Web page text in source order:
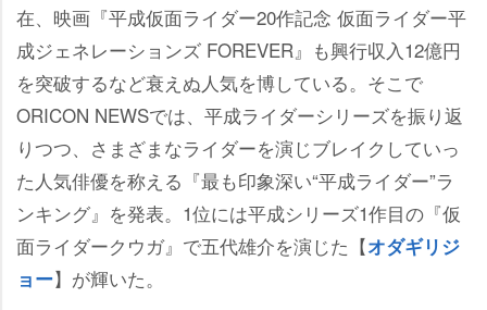
在、映画『平成仮面ライダー20作記念 仮面ライダー平
成ジェネレーションズ FOREVER』も興行収入12億円
を突破するなど衰えぬ人気を博している。そこで
ORICON NEWSでは、平成ライダーシリーズを振り返
りつつ、さまざまなライダーを演じブレイクしていっ
た人気俳優を称える『最も印象深い“平成ライダー”ラ
ンキング』を発表。1位には平成シリーズ1作目の『仮
面ライダークウガ』で五代雄介を演じた【オダギリジ
ョー】が輝いた。